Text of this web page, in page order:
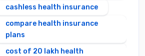
cashless health insurance
compare health insurance
plans
cost of 20 lakh health